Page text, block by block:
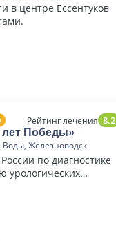
в центре Ессентуков
Рейтинг лечения 8.2
лет Победы»
Железноводск
по диагностике
урологических